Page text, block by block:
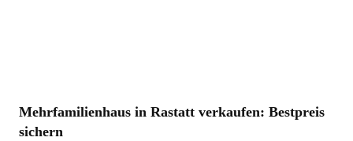
Mehrfamilienhaus in Rastatt verkaufen: Bestpreis
sichern